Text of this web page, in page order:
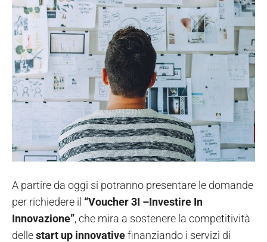
A partire da oggi si potranno presentare le domande
per richiedere il “Voucher 3I –Investire In
Innovazione”, che mira a sostenere la competitività
dellestart up innovativefinanziando i servizi di